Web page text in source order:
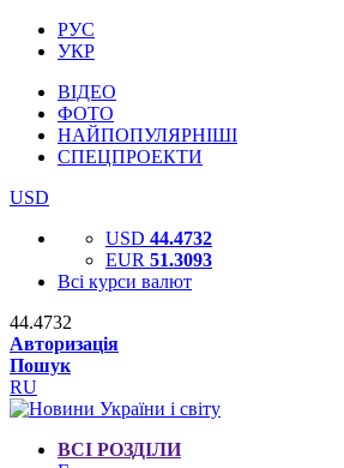
РУС
УКР
ВІДЕО
ФОТО
НАЙПОПУЛЯРНІШІ
СПЕЦПРОЕКТИ
USD
USD 44.4732
EUR 51.3093
Всі курси валют
44.4732
Авторизація
Пошук
RU
ВСІ РОЗДІЛИ